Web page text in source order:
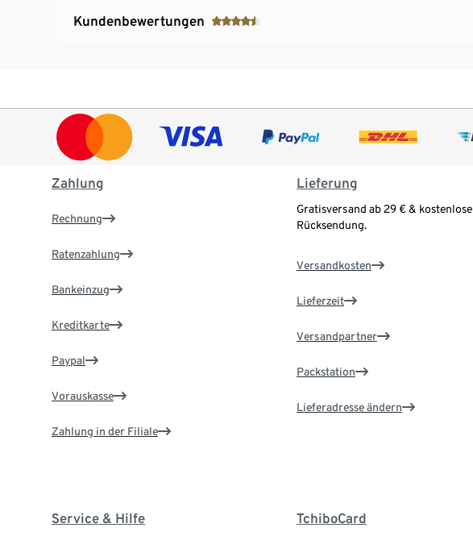
Kundenbewertungen
Zahlung
Rechnung
Ratenzahlung
Bankeinzug
Kreditkarte
Paypal
Vorauskasse
Zahlung in der Filiale
Lieferung
Gratisversand ab 29 € & kostenlose
Rücksendung.
Versandkosten
Lieferzeit
Versandpartner
Packstation
Lieferadresse ändern
Service & Hilfe TchiboCard